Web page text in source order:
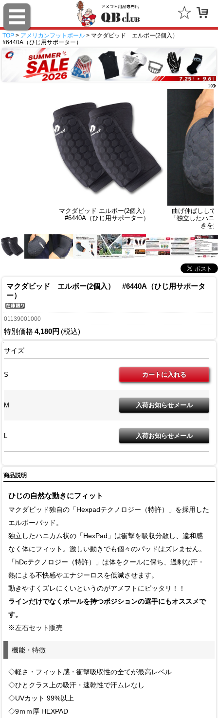
TOP > アメリカンフットボール > マクダビッド エルボー(2個入）
#6440A（ひじ用サポーター）
マクダビッド エルボー(2個入）
#6440A（ひじ用サポーター）
曲げ伸ばしし
「独立したハ
きを
マクダビッド エルボー(2個入） #6440A（ひじ用サポータ
ー）
01139001000
特別価格 4,180円 (税込)
サイズ
S
M
L
商品説明
ひじの自然な動きにフィット
マクダビッド独自の「Hexpadテクノロジー（特許）」を採用した
エルボーパッド。
独立したハニカム状の「HexPad」は衝撃を吸収分散し、違和感
なく体にフィット。激しい動きでも個々のパッドはズレません。
「hDcテクノロジー（特許）」は体をクールに保ち、過剰な汗・
熱による不快感やエナジーロスを低減させます。
動きやすくズレにくいというのがアメフトにピッタリ！！
ラインだけでなくボールを持つポジションの選手にもオススメで
す。
※左右セット販売
機能・特徴
◇軽さ・フィット感・衝撃吸収性の全てが最高レベル
◇ひとクラス上の吸汗・速乾性で汗ムレなし
◇UVカット 99%以上
◇9ｍｍ厚 HEXPAD